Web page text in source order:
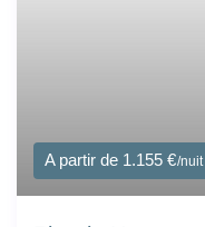
A partir de 1.155 €/nuit